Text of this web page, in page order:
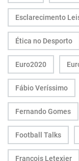
Esclarecimento
Ética no Desporto
Euro2020
Fábio Veríssimo
Fernando Gomes
Football Talks
François Letexier